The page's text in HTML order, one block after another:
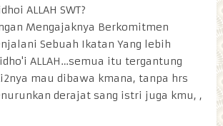
ALLAH SWT?
Mengajaknya Berkomitmen
Sebuah Ikatan Yang lebih
ALLAH…semua itu tergantung
mau dibawa kmana, tanpa hrs
derajat sang istri juga kmu, ,